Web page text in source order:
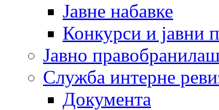
Јавне набавке
Конкурси и јавни
Јавно
Служба интерне
Документа